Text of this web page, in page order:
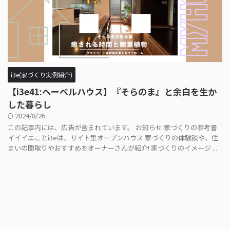
i3e(家づくり実例紹介)
【i3e41:ヘーベルハウス】『そらのま』と余白を生か
した暮らし
2024/8/26
この記事内には、広告が含まれています。 お知らせ 家づくりの参考書
イイイエことi3eは、サイト型オープンハウス 家づくりの体験談や、住
まいの間取りやおすすめをオーナーさんが紹介! 家づくりのイメージ ...